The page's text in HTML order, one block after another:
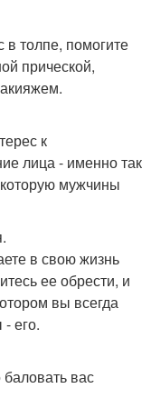
в толпе, помогите
прической,
к
лица - именно так
мужчины
в свою жизнь
ее обрести, и
вы всегда
его.
баловать вас